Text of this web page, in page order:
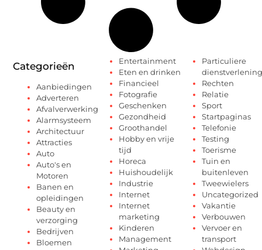
Categorieën
Aanbiedingen
Adverteren
Afvalverwerking
Alarmsysteem
Architectuur
Attracties
Auto
Auto's en
Motoren
Banen en
opleidingen
Beauty en
verzorging
Bedrijven
Bloemen
Entertainment
Eten en drinken
Financieel
Fotografie
Geschenken
Gezondheid
Groothandel
Hobby en vrije
tijd
Horeca
Huishoudelijk
Industrie
Internet
Internet
marketing
Kinderen
Management
Particuliere
dienstverlening
Rechten
Relatie
Sport
Startpaginas
Telefonie
Testing
Toerisme
Tuin en
buitenleven
Tweewielers
Uncategorized
Vakantie
Verbouwen
Vervoer en
transport